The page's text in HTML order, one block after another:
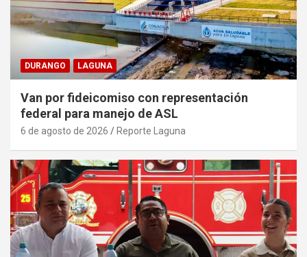
DURANGO LAGUNA
Van por fideicomiso con representación
federal para manejo de ASL
6 de agosto de 2026 Reporte Laguna